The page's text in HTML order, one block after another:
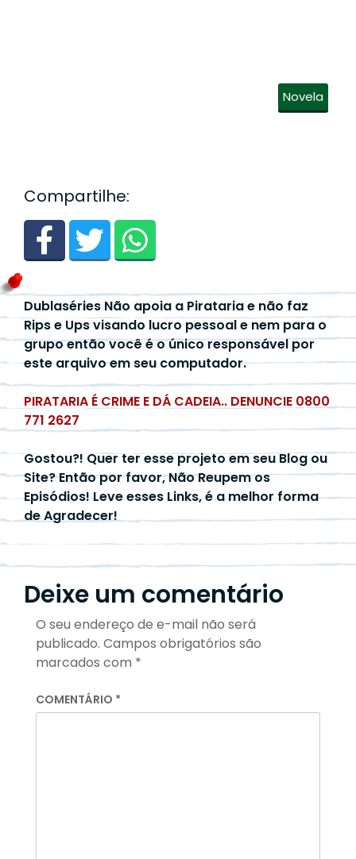
Novela
Compartilhe:
Dublaséries Não apoia a Pirataria e não faz
Rips e Ups visando lucro pessoal e nem para o
grupo então você é o único responsável por
este arquivo em seu computador.
PIRATARIA É CRIME E DÁ CADEIA.. DENUNCIE 0800
771 2627
Gostou?! Quer ter esse projeto em seu Blog ou
Site? Então por favor, Não Reupem os
Episódios! Leve esses Links, é a melhor forma
de Agradecer!
Deixe um comentário
O seu endereço de e-mail não será
publicado. Campos obrigatórios são
marcados com *
COMENTÁRIO *